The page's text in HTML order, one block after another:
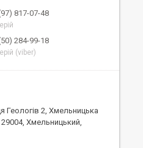
817-07-48
284-99-18
(viber)
Геологів 2, Хмельницька
Хмельницький,